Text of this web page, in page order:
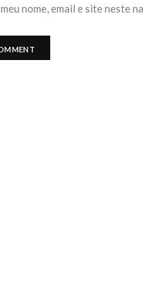
nome, email e site neste